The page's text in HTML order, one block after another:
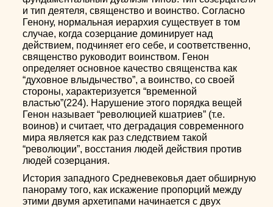
и тип деятеля, священство и воинство. Согласно
Генону, нормальная иерархия существует в том
случае, когда созерцание доминирует над
действием, подчиняет его себе, и соответственно,
священство руководит воинством. Генон
определяет основное качество священства как
“духовное влыдычество”, а воинство, со своей
стороны, характеризуется “временной
властью”(224). Нарушение этого порядка вещей
Генон называет “революцией кшатриев” (т.е.
воинов) и считает, что деградация современного
мира является как раз следствием такой
“революции”, восстания людей действия против
людей созерцания.
История западного Средневековья дает обширную
панораму того, как искажение пропорций между
этими двумя архетипами начинается с двух